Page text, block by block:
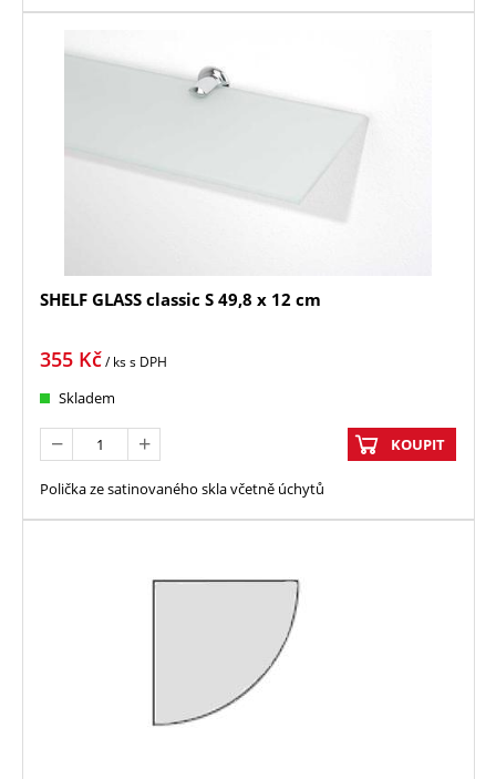
SHELF GLASS classic S 49,8 x 12 cm
355 Kč/ kss DPH
Skladem
KOUPIT
Polička ze satinovaného skla včetně úchytů